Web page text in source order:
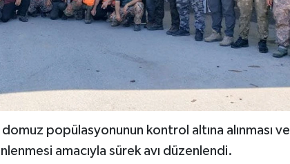
popülasyonunun kontrol altına alınması ve
amacıyla sürek avı düzenlendi.